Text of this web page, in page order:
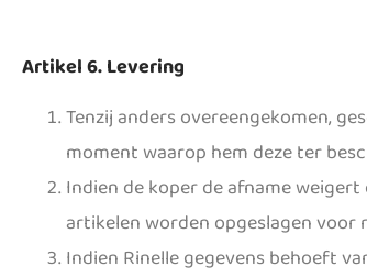
Artikel 6. Levering
Tenzij anders overeengekomen,
moment waarop hem deze ter
Indien de koper de afname
artikelen worden opgeslagen voor
Indien Rinelle gegevens behoeft